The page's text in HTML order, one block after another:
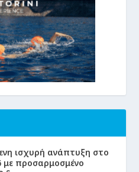
ισχυρή ανάπτυξη στο
με προσαρμοσμένο